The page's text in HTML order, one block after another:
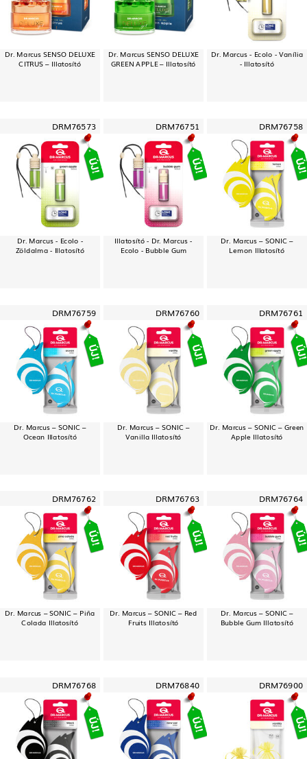
Dr. Marcus SENSO DELUXE
CITRUS – Illatosító
Dr. Marcus SENSO DELUXE
GREEN APPLE – Illatosító
Dr. Marcus - Ecolo - Vanília
- Illatosító
DRM76573
Dr. Marcus - Ecolo -
Zöldalma - Illatosító
DRM76751
Illatosító - Dr. Marcus -
Ecolo - Bubble Gum
DRM76758
Dr. Marcus – SONIC –
Lemon Illatosító
DRM76759
Dr. Marcus – SONIC –
Ocean Illatosító
DRM76760
Dr. Marcus – SONIC –
Vanilla Illatosító
DRM76761
Dr. Marcus – SONIC – Green
Apple Illatosító
DRM76762
Dr. Marcus – SONIC – Piña
Colada Illatosító
DRM76763
Dr. Marcus – SONIC – Red
Fruits Illatosító
DRM76764
Dr. Marcus – SONIC –
Bubble Gum Illatosító
DRM76768 DRM76840 DRM76900